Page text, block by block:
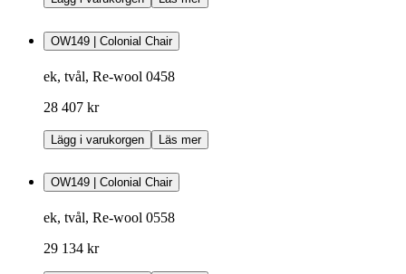
OW149 | Colonial Chair
ek, tvål, Re-wool 0458
28 407 kr
Lägg i varukorgen Läs mer
OW149 | Colonial Chair
ek, tvål, Re-wool 0558
29 134 kr